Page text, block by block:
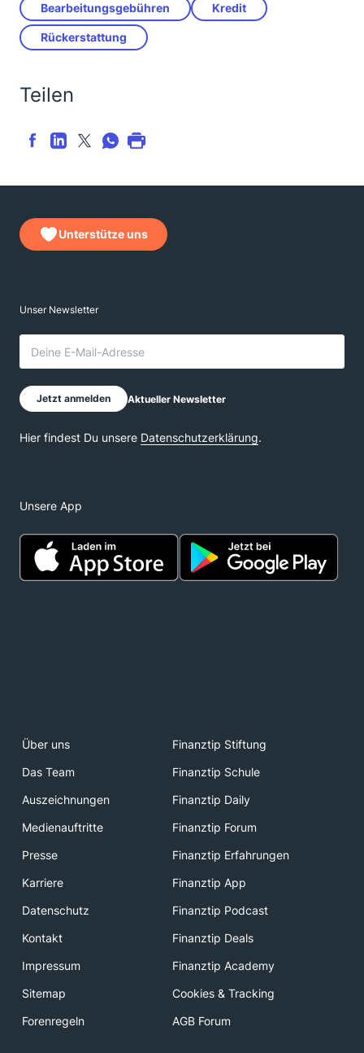
Bearbeitungsgebühren Kredit
Rückerstattung
Teilen
Unterstütze uns
Unsere App
Über uns
Finanztip Stiftung
Das Team
Finanztip Schule
Auszeichnungen
Finanztip Daily
Medienauftritte
Finanztip Forum
Presse
Finanztip Erfahrungen
Karriere
Finanztip App
Datenschutz
Finanztip Podcast
Kontakt
Finanztip Deals
Impressum
Finanztip Academy
Sitemap
Cookies & Tracking
Forenregeln
AGB Forum